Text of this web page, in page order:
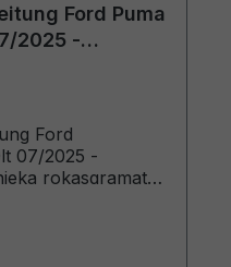
Ford Puma
2025 -
Ford
07/2025 -
rokasgramata